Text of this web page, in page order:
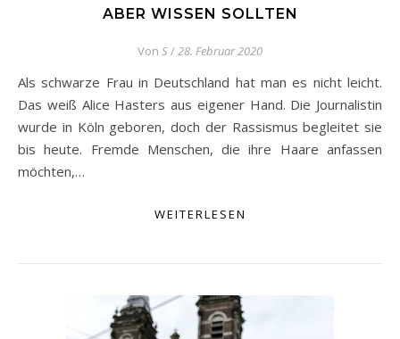
BER WISSEN SOLLTEN
Von S/28. Februar 2020
Als schwarze Frau in Deutschland hat man es nicht leicht.
Das weiß Alice Hasters aus eigener Hand. Die Journalistin
wurde in Köln geboren, doch der Rassismus begleitet sie
bis heute. Fremde Menschen, die ihre Haare anfassen
möchten,…
WEITERLESEN